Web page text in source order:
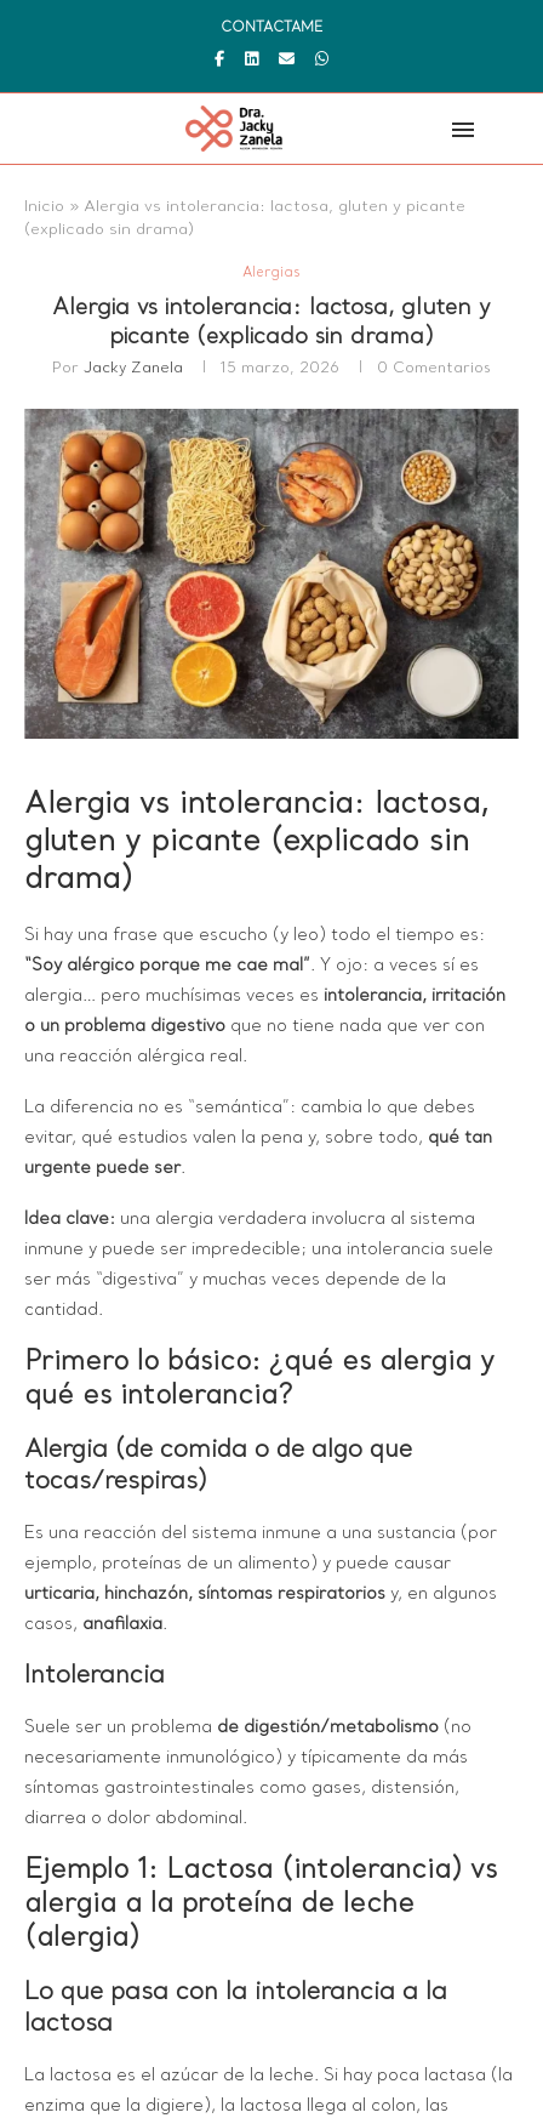
CONTACTAME
Inicio » Alergia vs intolerancia: lactosa, gluten y picante
(explicado sin drama)
Alergias
Alergia vs intolerancia: lactosa, gluten y
picante (explicado sin drama)
Por Jacky Zanela 15 marzo, 2026 0 Comentarios
Alergia vs intolerancia: lactosa,
gluten y picante (explicado sin
drama)
Si hay una frase que escucho (y leo) todo el tiempo es:
“Soy alérgico porque me cae mal”. Y ojo: a veces sí es
alergia… pero muchísimas veces es intolerancia, irritación
o un problema digestivo que no tiene nada que ver con
una reacción alérgica real.
La diferencia no es “semántica”: cambia lo que debes
evitar, qué estudios valen la pena y, sobre todo, qué tan
urgente puede ser.
Idea clave: una alergia verdadera involucra al sistema
inmune y puede ser impredecible; una intolerancia suele
ser más “digestiva” y muchas veces depende de la
cantidad.
Primero lo básico: ¿qué es alergia y
qué es intolerancia?
Alergia (de comida o de algo que
tocas/respiras)
Es una reacción del sistema inmune a una sustancia (por
ejemplo, proteínas de un alimento) y puede causar
urticaria, hinchazón, síntomas respiratorios y, en algunos
casos, anafilaxia.
Intolerancia
Suele ser un problema de digestión/metabolismo (no
necesariamente inmunológico) y típicamente da más
síntomas gastrointestinales como gases, distensión,
diarrea o dolor abdominal.
Ejemplo 1: Lactosa (intolerancia) vs
alergia a la proteína de leche
(alergia)
Lo que pasa con la intolerancia a la
lactosa
La lactosa es el azúcar de la leche. Si hay poca lactasa (la
enzima que la digiere), la lactosa llega al colon, las